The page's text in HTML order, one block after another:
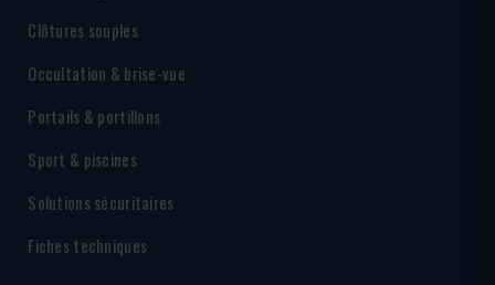
Clôtures souples
Occultation & brise-vue
Portails & portillons
Sport & piscines
Solutions sécuritaires
Fiches techniques